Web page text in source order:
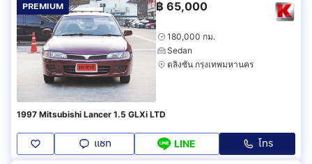
PREMIUM ฿ 65,000
180,000 กม.
Sedan
ตลิ่งชัน กรุงเทพมหานคร
1997 Mitsubishi Lancer 1.5 GLXi LTD
แชท LINE โทร